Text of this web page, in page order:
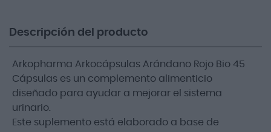
Descripción del producto
Arkopharma Arkocápsulas Arándano Rojo Bio 45
Cápsulas es un complemento alimenticio
diseñado para ayudar a mejorar el sistema
urinario.
Este suplemento está elaborado a base de